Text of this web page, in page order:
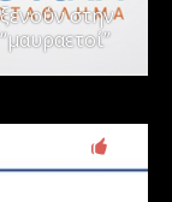
στην